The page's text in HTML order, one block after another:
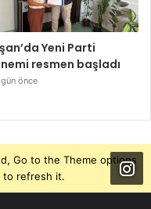
Yeni Parti
resmen başladı
gün önce
Go to the Theme options
to refresh it.